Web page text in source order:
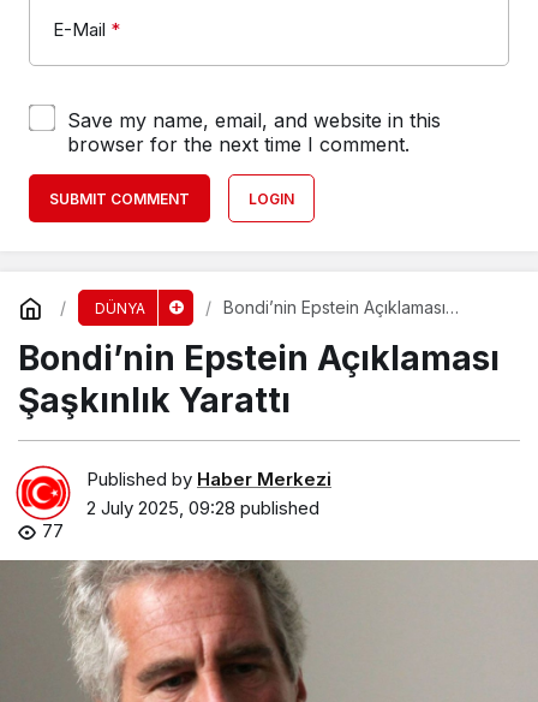
E-Mail *
Save my name, email, and website in this
browser for the next time I comment.
SUBMIT COMMENT LOGIN
DÜNYA
Bondi’nin Epstein Açıklaması
Bondi’nin Epstein Açıklaması
Şaşkınlık Yarattı
Published by Haber Merkezi
2 July 2025, 09:28 published
77